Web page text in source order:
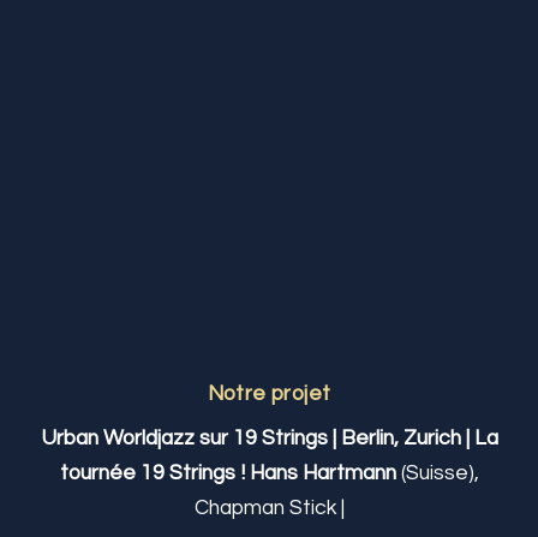
Notre projet
Urban Worldjazz sur 19 Strings | Berlin, Zurich | La
tournée 19 Strings ! Hans Hartmann(Suisse),
Chapman Stick |